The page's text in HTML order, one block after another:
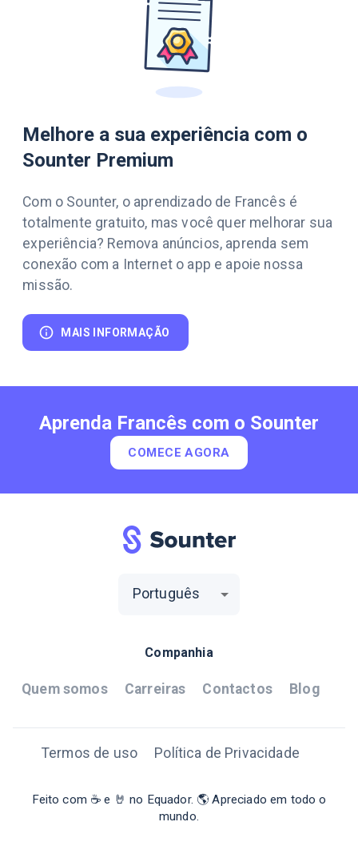
Melhore a sua experiência com o
Sounter Premium
Com o Sounter, o aprendizado de Francês é
totalmente gratuito, mas você quer melhorar sua
experiência? Remova anúncios, aprenda sem
conexão com a Internet o app e apoie nossa
missão.
MAIS INFORMAÇÃO
Aprenda Francês com o Sounter
COMECE AGORA
Português
Companhia
Quem somos Carreiras Contactos Blog
Termos de uso Política de Privacidade
Feito com ☕ e 🤘 no Equador. 🌎 Apreciado em todo o
mundo.